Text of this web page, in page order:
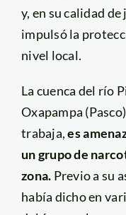
y, en su calidad
impulsó la
nivel local.
La cuenca del río
Oxapampa
trabaja,es
un grupo de
zona. Previo a su
había dicho en